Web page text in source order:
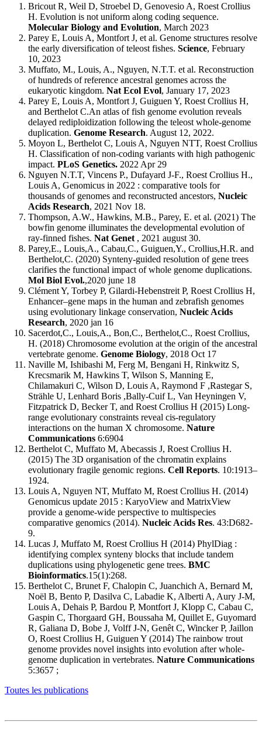
Bricout R, Weil D, Stroebel D, Genovesio A, Roest Crollius
H. Evolution is not uniform along coding sequence.
Molecular Biology and Evolution, March 2023
Parey E, Louis A, Montfort J, et al. Genome structures resolve
the early diversification of teleost fishes. Science, February
10, 2023
Muffato, M., Louis, A., Nguyen, N.T.T. et al. Reconstruction
of hundreds of reference ancestral genomes across the
eukaryotic kingdom. Nat Ecol Evol, January 17, 2023
Parey E, Louis A, Montfort J, Guiguen Y, Roest Crollius H,
and Berthelot C.An atlas of fish genome evolution reveals
delayed rediploidization following the teleost whole-genome
duplication. Genome Research. August 12, 2022.
Moyon L, Berthelot C, Louis A, Nguyen NTT, Roest Crollius
H. Classification of non-coding variants with high pathogenic
impact. PLoS Genetics. 2022 Apr 29
Nguyen N.T.T, Vincens P., Dufayard J-F., Roest Crollius H.,
Louis A, Genomicus in 2022 : comparative tools for
thousands of genomes and reconstructed ancestors, Nucleic
Acids Research, 2021 Nov 18.
Thompson, A.W., Hawkins, M.B., Parey, E. et al. (2021) The
bowfin genome illuminates the developmental evolution of
ray-finned fishes. Nat Genet , 2021 august 30.
Parey,E., Louis,A., Cabau,C., Guiguen,Y., Crollius,H.R. and
Berthelot,C. (2020) Synteny-guided resolution of gene trees
clarifies the functional impact of whole genome duplications.
Mol Biol Evol.,2020 june 18
Clément Y, Torbey P, Gilardi-Hebenstreit P, Roest Crollius H,
Enhancer–gene maps in the human and zebrafish genomes
using evolutionary linkage conservation, Nucleic Acids
Research, 2020 jan 16
Sacerdot,C., Louis,A., Bon,C., Berthelot,C., Roest Crollius,
H. (2018) Chromosome evolution at the origin of the ancestral
vertebrate genome. Genome Biology, 2018 Oct 17
Naville M, Ishibashi M, Ferg M, Bengani H, Rinkwitz S,
Krecsmarik M, Hawkins T, Wilson S, Manning E,
Chilamakuri C, Wilson D, Louis A, Raymond F ,Rastegar S,
Strähle U, Lenhard Boris ,Bally-Cuif L, Van Heyningen V,
Fitzpatrick D, Becker T, and Roest Crollius H (2015) Long-
range evolutionary constraints reveal cis-regulatory
interactions on the human X chromosome. Nature
Communications 6:6904
Berthelot C, Muffato M, Abecassis J, Roest Crollius H.
(2015) The 3D organisation of the chromatin explains
evolutionary fragile genomic regions. Cell Reports. 10:1913–
1924.
Louis A, Nguyen NT, Muffato M, Roest Crollius H. (2014)
Genomicus update 2015 : KaryoView and MatrixView
provide a genome-wide perspective to multispecies
comparative genomics (2014). Nucleic Acids Res. 43:D682-
9.
Lucas J, Muffato M, Roest Crollius H (2014) PhylDiag :
identifying complex synteny blocks that include tandem
duplications using phylogenetic gene trees. BMC
Bioinformatics.15(1):268.
Berthelot C, Brunet F, Chalopin C, Juanchich A, Bernard M,
Noël B, Bento P, Dasilva C, Labadie K, Alberti A, Aury J-M,
Louis A, Dehais P, Bardou P, Montfort J, Klopp C, Cabau C,
Gaspin C, Thorgaard GH, Boussaha M, Quillet E, Guyomard
R, Galiana D, Bobe J, Volff J-N, Genêt C, Wincker P, Jaillon
O, Roest Crollius H, Guiguen Y (2014) The rainbow trout
genome provides novel insights into evolution after whole-
genome duplication in vertebrates. Nature Communications
5:3657 ;
Toutes les publications